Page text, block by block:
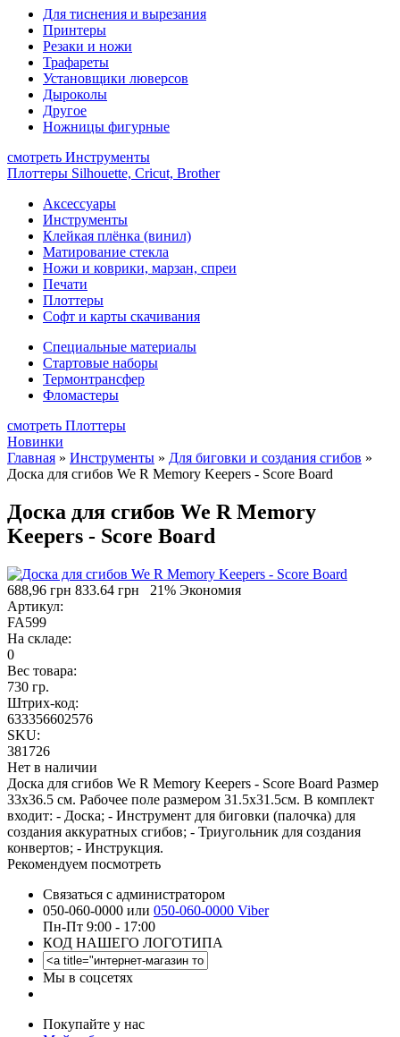
Для тиснения и вырезания
Принтеры
Резаки и ножи
Трафареты
Установщики люверсов
Дыроколы
Другое
Ножницы фигурные
смотреть Инструменты
Плоттеры Silhouette, Cricut, Brother
Аксессуары
Инструменты
Клейкая плёнка (винил)
Матирование стекла
Ножи и коврики, марзан, спреи
Печати
Плоттеры
Софт и карты скачивания
Специальные материалы
Стартовые наборы
Термонтрансфер
Фломастеры
смотреть Плоттеры
Новинки
Главная » Инструменты » Для биговки и создания сгибов »
Доска для сгибов We R Memory Keepers - Score Board
Доска для сгибов We R Memory
Keepers - Score Board
688,96 грн 833.64 грн
21% Экономия
Артикул:
FA599
На складе:
0
Вес товара:
730 гр.
Штрих-код:
633356602576
SKU:
381726
Нет в наличии
Доска для сгибов We R Memory Keepers - Score Board Размер
33х36.5 см. Рабочее поле размером 31.5х31.5см. В комплект
входит: - Доска; - Инструмент для биговки (палочка) для
создания аккуратных сгибов; - Триугольник для создания
конвертов; - Инструкция.
Рекомендуем посмотреть
Связаться с администратором
050-060-0000 или 050-060-0000 Viber
Пн-Пт 9:00 - 17:00
КОД НАШЕГО ЛОГОТИПА
Мы в соцсетях
Покупайте у нас